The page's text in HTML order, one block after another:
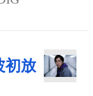
初放